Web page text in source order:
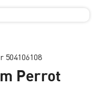
504106108
Perrot